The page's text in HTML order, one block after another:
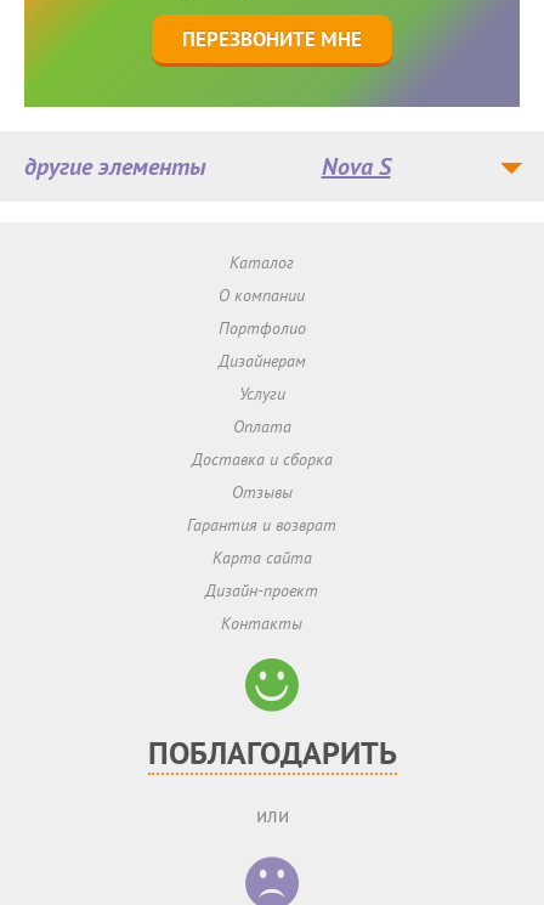
ПЕРЕЗВОНИТЕ МНЕ
другие элементы Nova S
Каталог
О компании
Портфолио
Дизайнерам
Услуги
Оплата
Доставка и сборка
Отзывы
Гарантия и возврат
Карта сайта
Дизайн-проект
Контакты
ПОБЛАГОДАРИТЬ
или